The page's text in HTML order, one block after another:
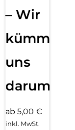
– Wir
kümmern
uns
darum!
ab 5,00 €
inkl. MwSt.